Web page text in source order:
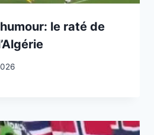
le raté de